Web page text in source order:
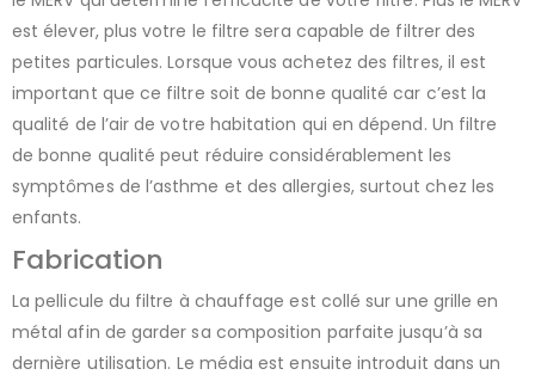
est élever, plus votre le filtre sera capable de filtrer des
petites particules. Lorsque vous achetez des filtres, il est
important que ce filtre soit de bonne qualité car c’est la
qualité de l’air de votre habitation qui en dépend. Un filtre
de bonne qualité peut réduire considérablement les
symptômes de l’asthme et des allergies, surtout chez les
enfants.
Fabrication
La pellicule du filtre à chauffage est collé sur une grille en
métal afin de garder sa composition parfaite jusqu’à sa
dernière utilisation. Le média est ensuite introduit dans un